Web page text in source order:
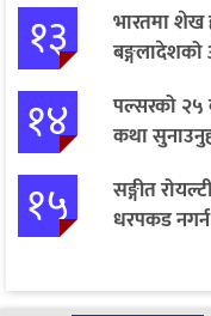
१३
भारतमा शेख
बङ्गलादेशको
१४
पल्सरको २५
कथा
१५
सङ्गीत
धरपकड